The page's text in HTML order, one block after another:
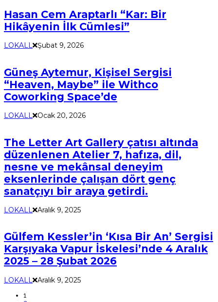
Hasan Cem Araptarlı “Kar: Bir
Hikâyenin İlk Cümlesi”
LOKALL Şubat 9, 2026
Güneş Aytemur, Kişisel Sergisi
“Heaven, Maybe” ile Withco
Coworking Space’de
LOKALL Ocak 20, 2026
The Letter Art Gallery çatısı altında
düzenlenen Atelier 7, hafıza, dil,
nesne ve mekânsal deneyim
eksenlerinde çalışan dört genç
sanatçıyı bir araya getirdi.
LOKALL Aralık 9, 2025
Gülfem Kessler’in ‘Kısa Bir An’ Sergisi
Karşıyaka Vapur İskelesi’nde 4 Aralık
2025 – 28 Şubat 2026
LOKALL Aralık 9, 2025
1